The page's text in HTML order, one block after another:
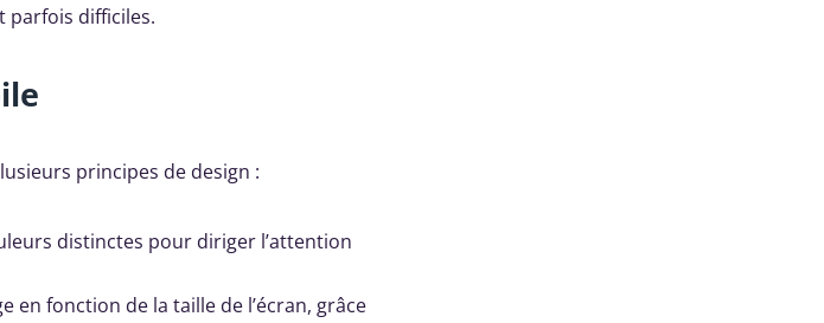
parfois difficiles.
principes de design :
distinctes pour diriger l’attention
fonction de la taille de l’écran, grâce